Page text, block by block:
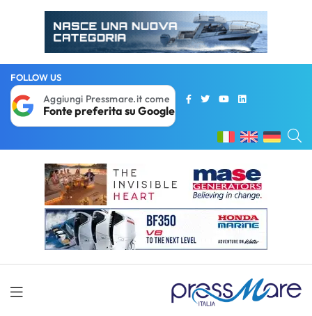
FOLLOW US
Aggiungi Pressmare.it come
Fonte preferita su Google